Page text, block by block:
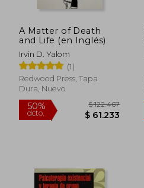
A Matter of Death
and Life (en Inglés)
Irvin D. Yalom
(1)
Redwood Press, Tapa
Dura, Nuevo